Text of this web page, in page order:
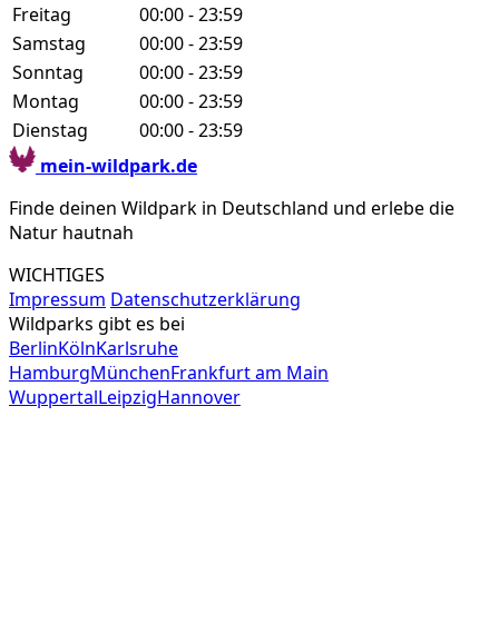
Freitag
00:00 - 23:59
Samstag
00:00 - 23:59
Sonntag
00:00 - 23:59
Montag
00:00 - 23:59
Dienstag
00:00 - 23:59
mein-wildpark.de
Finde deinen Wildpark in Deutschland und erlebe die
Natur hautnah
WICHTIGES
Impressum Datenschutzerklärung
Wildparks gibt es bei
BerlinKölnKarlsruhe
HamburgMünchenFrankfurt am Main
WuppertalLeipzigHannover